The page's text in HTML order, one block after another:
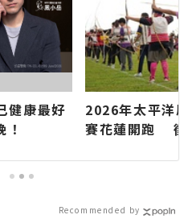
健康最好
2026年太平洋
賽花蓮開跑 徵集
名∣花蓮新聞網
地資訊！
Recommended by